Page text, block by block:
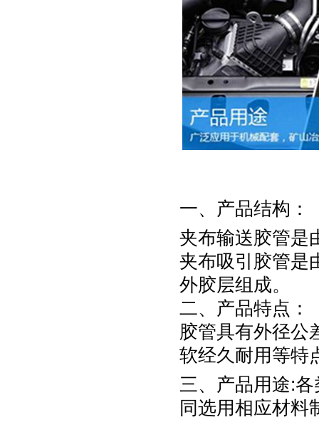
一、产品结构：
夹布输送胶管是
夹布吸引胶管是
外胶层组成。
二、产品特点：
胶管具有外径公
软经久耐用等特
三、产品用途:
同选用相应材料